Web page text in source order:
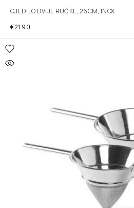
CJEDILO DVIJE RUČKE, 26CM, INOX
€21.90